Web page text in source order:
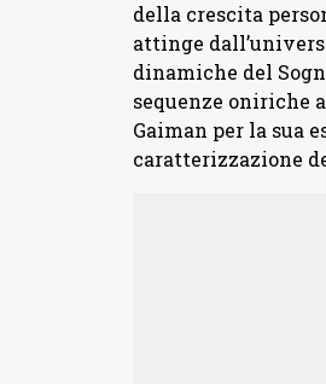
della crescita
attinge
dinamiche del
sequenze oniriche
Gaiman per la sua
caratterizzazione